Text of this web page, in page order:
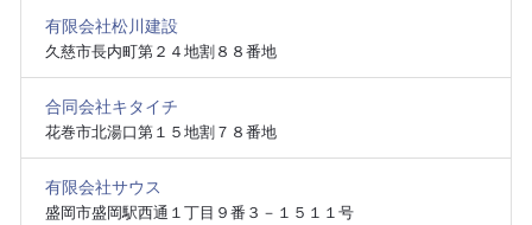
有限会社松川建設
久慈市長内町第２４地割８８番地
合同会社キタイチ
花巻市北湯口第１５地割７８番地
有限会社サウス
盛岡市盛岡駅西通１丁目９番３－１５１１号